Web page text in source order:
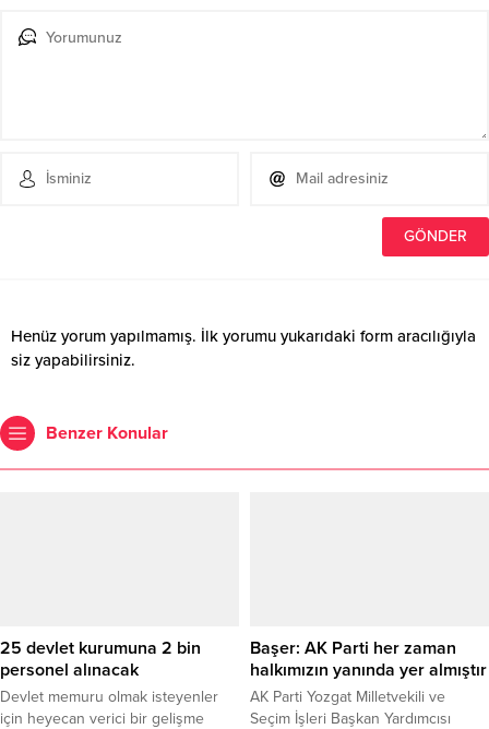
Henüz yorum yapılmamış. İlk yorumu yukarıdaki form aracılığıyla
siz yapabilirsiniz.
Benzer Konular
25 devlet kurumuna 2 bin
personel alınacak
Devlet memuru olmak isteyenler
için heyecan verici bir gelişme
Başer: AK Parti her zaman
halkımızın yanında yer almıştır
AK Parti Yozgat Milletvekili ve
Seçim İşleri Başkan Yardımcısı